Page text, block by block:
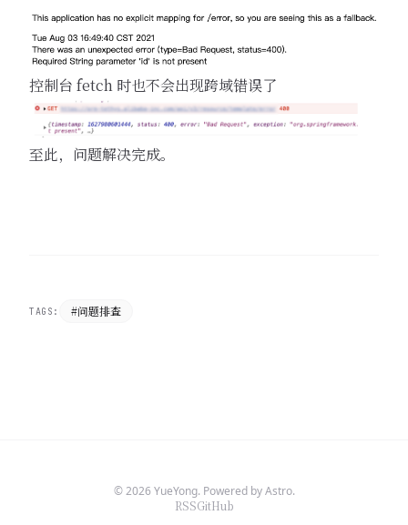
控制台 fetch 时也不会出现跨域错误了
至此，问题解决完成。
TAGS: #问题排查
© 2026 YueYong. Powered by Astro.
RSSGitHub